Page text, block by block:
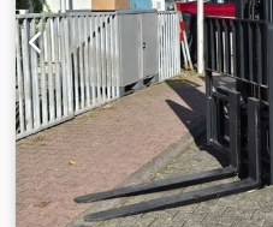
Poliuretāns Priekšējo riepu
Aizmugurējo riepu tips:
stāvoklis: 80 - 100% Dsdpfx
spriegums: 24V
tips: Litija jonu Akumulatora
Akumulatora stāvoklis: 80 -
neprasoša litija jonu baterija